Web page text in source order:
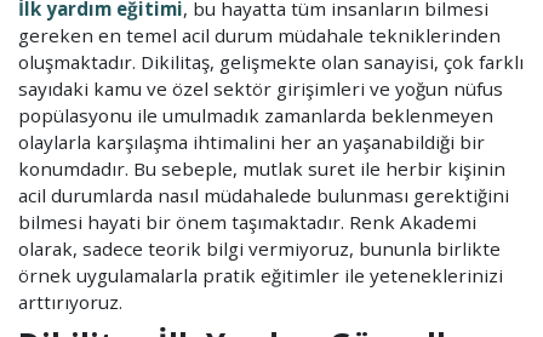
İlk yardım eğitimi, bu hayatta tüm insanların bilmesi
gereken en temel acil durum müdahale tekniklerinden
oluşmaktadır. Dikilitaş, gelişmekte olan sanayisi, çok farklı
sayıdaki kamu ve özel sektör girişimleri ve yoğun nüfus
popülasyonu ile umulmadık zamanlarda beklenmeyen
olaylarla karşılaşma ihtimalini her an yaşanabildiği bir
konumdadır. Bu sebeple, mutlak suret ile herbir kişinin
acil durumlarda nasıl müdahalede bulunması gerektiğini
bilmesi hayati bir önem taşımaktadır. Renk Akademi
olarak, sadece teorik bilgi vermiyoruz, bununla birlikte
örnek uygulamalarla pratik eğitimler ile yeteneklerinizi
arttırıyoruz.